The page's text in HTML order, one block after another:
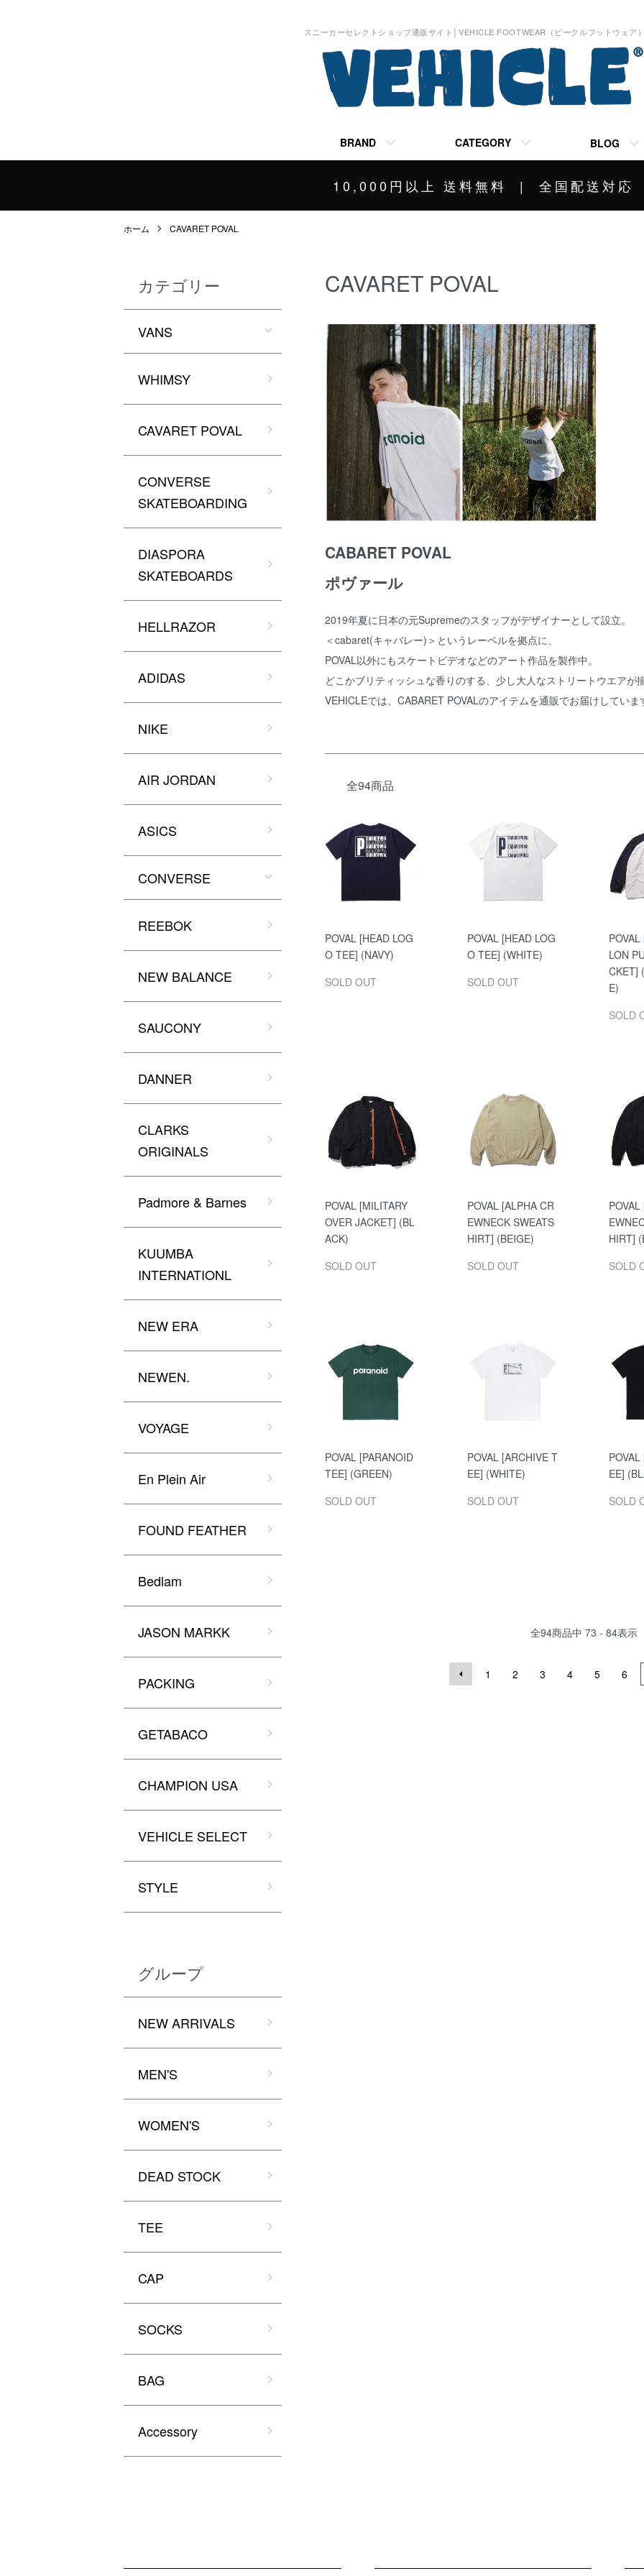
スニーカーセレクトショップ通販サイト│VEHICLE FOOTWEAR（ビークルフットウェア
BRAND CATEGORY BLOG
10,000円以上 送料無料 | 全国配送対応
ホーム CAVARET POVAL
CAVARET POVAL
CABARET POVAL
ポヴァール
2019年夏に日本の元Supremeのスタッフがデザイナーとして設立。
＜cabaret(キャバレー)＞というレーベルを拠点に、
POVAL以外にもスケートビデオなどのアート作品を製作中。
どこかブリティッシュな香りのする、少し大人なストリートウエアが
VEHICLEでは、CABARET POVALのアイテムを通販でお届けしていま
全94商品
POVAL [HEAD LOG
O TEE] (NAVY)
SOLD OUT
POVAL [HEAD LOG
O TEE] (WHITE)
SOLD OUT
LON
CKET]
E)
SOLD
POVAL [MILITARY
OVER JACKET] (BL
ACK)
SOLD OUT
POVAL [ALPHA CR
EWNECK SWEATS
HIRT] (BEIGE)
SOLD OUT
HIRT]
SOLD
POVAL [PARANOID
TEE] (GREEN)
SOLD OUT
POVAL [ARCHIVE T
EE] (WHITE)
SOLD OUT
EE]
SOLD
全94商品中 73 - 84表示
1 2 3 4 5 6
カテゴリー
VANS
WHIMSY
CAVARET POVAL
CONVERSE
SKATEBOARDING
DIASPORA
SKATEBOARDS
HELLRAZOR
ADIDAS
NIKE
AIR JORDAN
ASICS
CONVERSE
REEBOK
NEW BALANCE
SAUCONY
DANNER
CLARKS
ORIGINALS
Padmore & Barnes
KUUMBA
INTERNATIONL
NEW ERA
NEWEN.
VOYAGE
En Plein Air
FOUND FEATHER
Bedlam
JASON MARKK
PACKING
GETABACO
CHAMPION USA
VEHICLE SELECT
STYLE
グループ
NEW ARRIVALS
MEN'S
WOMEN'S
DEAD STOCK
TEE
CAP
SOCKS
BAG
Accessory